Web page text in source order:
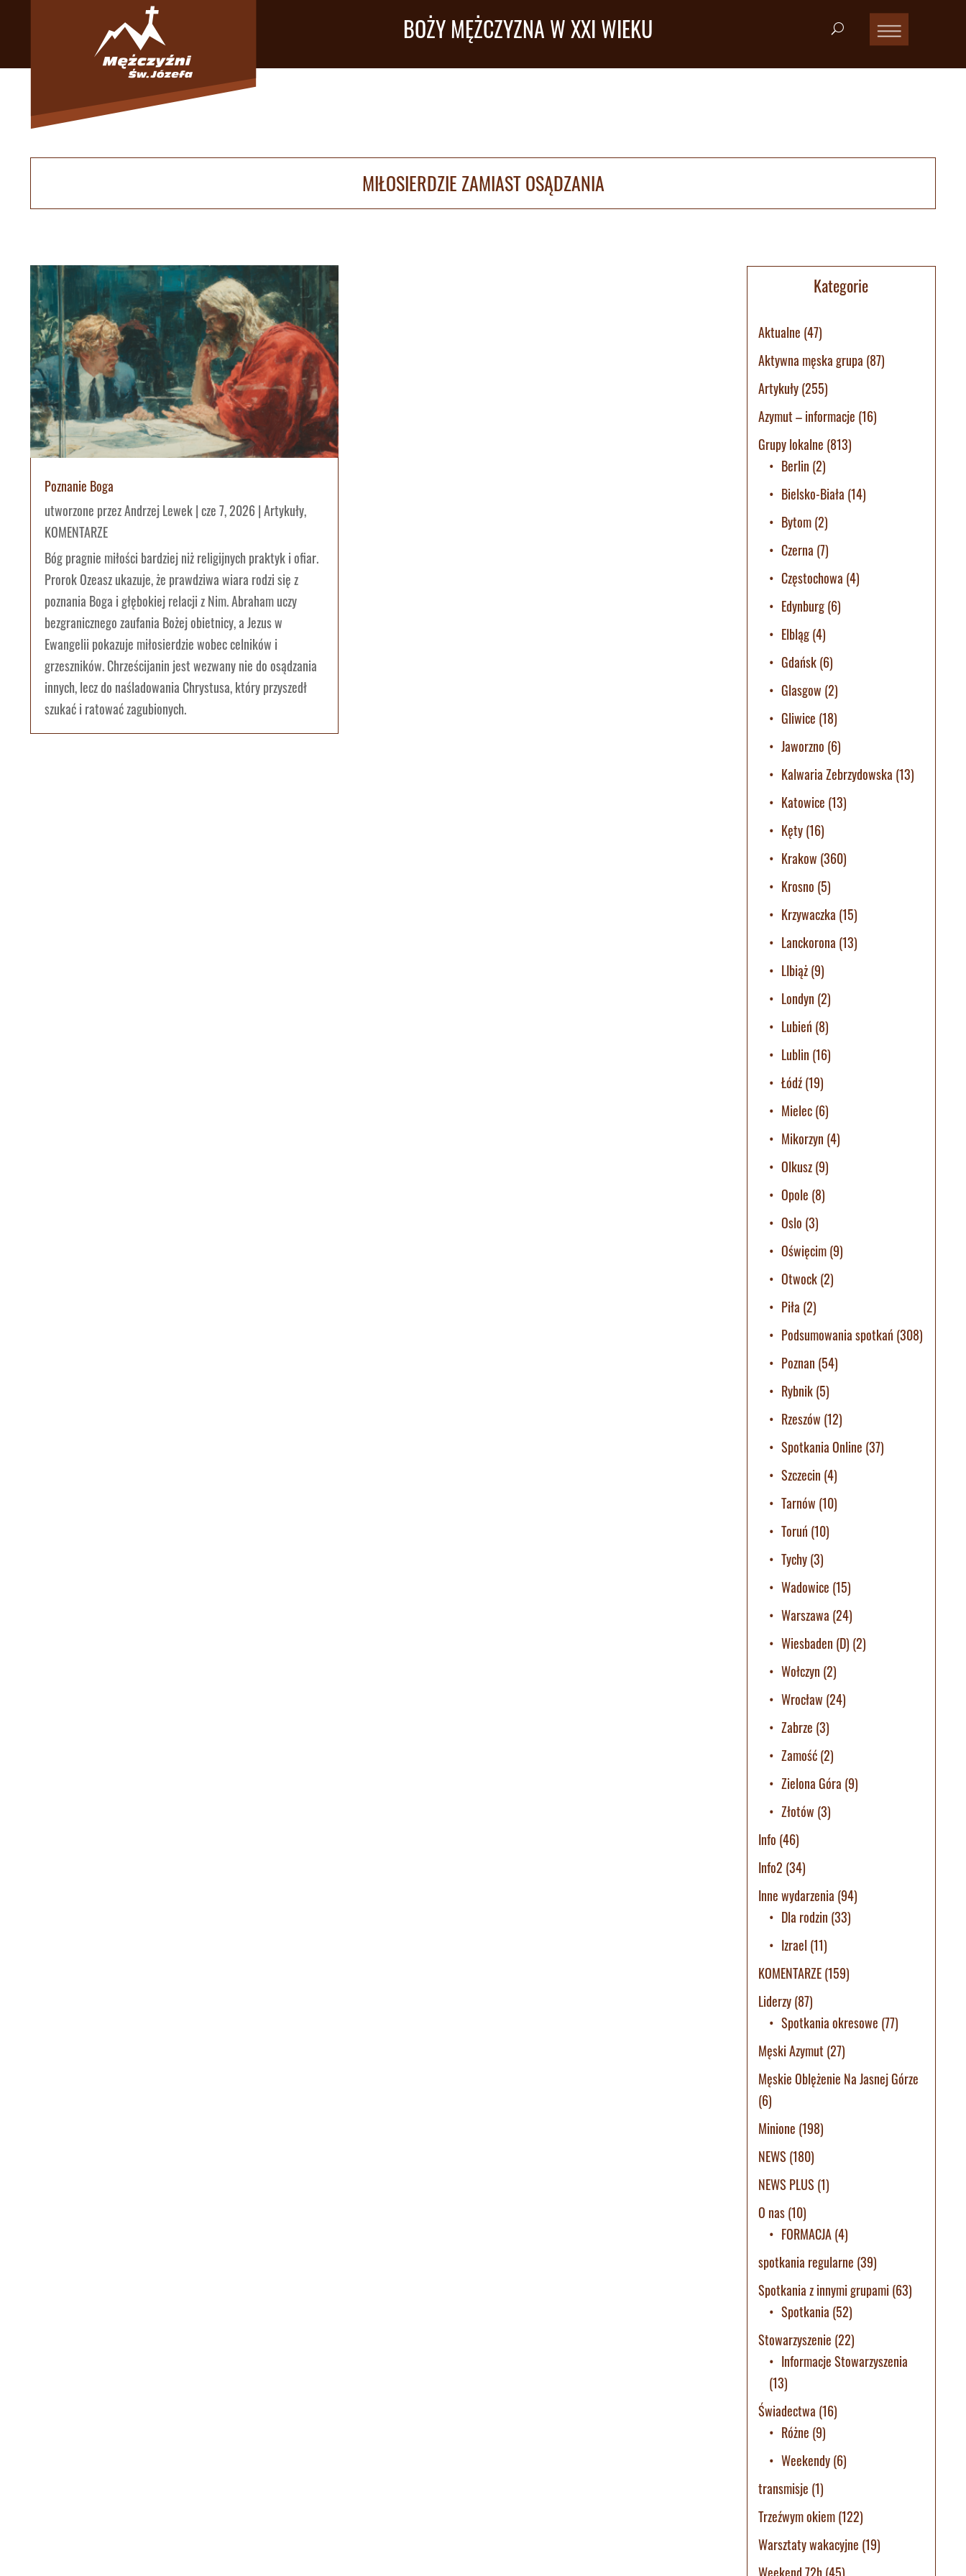
BOŻY MĘŻCZYZNA W XXI WIEKU
MIŁOSIERDZIE ZAMIAST OSĄDZANIA
Poznanie Boga
utworzone przezAndrzej Lewek|cze 7, 2026|Artykuły,
KOMENTARZE
Bóg pragnie miłości bardziej niż religijnych praktyk i ofiar.
Prorok Ozeasz ukazuje, że prawdziwa wiara rodzi się z
poznania Boga i głębokiej relacji z Nim. Abraham uczy
bezgranicznego zaufania Bożej obietnicy, a Jezus w
Ewangelii pokazuje miłosierdzie wobec celników i
grzeszników. Chrześcijanin jest wezwany nie do osądzania
innych, lecz do naśladowania Chrystusa, który przyszedł
szukać i ratować zagubionych.
Kategorie
Aktualne (47)
Aktywna męska grupa (87)
Artykuły(255)
Azymut – informacje (16)
Grupy lokalne (813)
Berlin (2)
Bielsko-Biała (14)
Bytom(2)
Czerna (7)
Częstochowa (4)
Edynburg(6)
Elbląg(4)
Gdańsk(6)
Glasgow (2)
Gliwice (18)
Jaworzno (6)
Kalwaria Zebrzydowska (13)
Katowice (13)
Kęty(16)
Krakow (360)
Krosno (5)
Krzywaczka (15)
Lanckorona (13)
LIbiąż(9)
Londyn (2)
Lubień (8)
Lublin (16)
Łódź(19)
Mielec(6)
Mikorzyn (4)
Olkusz(9)
Opole (8)
Oslo (3)
Oświęcim(9)
Otwock(2)
Piła (2)
Podsumowania spotkań (308)
Poznan (54)
Rybnik(5)
Rzeszów (12)
Spotkania Online (37)
Szczecin (4)
Tarnów (10)
Toruń (10)
Tychy(3)
Wadowice (15)
Warszawa (24)
Wiesbaden (D) (2)
Wołczyn (2)
Wrocław (24)
Zabrze (3)
Zamość(2)
Zielona Góra (9)
Złotów (3)
Info (46)
Info2 (34)
Inne wydarzenia (94)
Dla rodzin (33)
Izrael (11)
KOMENTARZE(159)
Liderzy(87)
Spotkania okresowe (77)
Męski Azymut (27)
Męskie Oblężenie Na Jasnej Górze
(6)
Minione (198)
NEWS (180)
NEWS PLUS (1)
O nas(10)
FORMACJA(4)
spotkania regularne (39)
Spotkania z innymi grupami (63)
Spotkania (52)
Stowarzyszenie (22)
Informacje Stowarzyszenia
(13)
Świadectwa (16)
Różne (9)
Weekendy(6)
transmisje (1)
Trzeźwym okiem(122)
Warsztaty wakacyjne (19)
Weekend 72h(45)